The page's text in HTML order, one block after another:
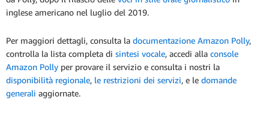
inglese americano nel luglio del 2019.
Per maggiori dettagli, consulta la documentazione Amazon Polly,
controlla la lista completa di sintesi vocale, accedi alla console
Amazon Polly per provare il servizio e consulta i nostri la
disponibilità regionale, le restrizioni dei servizi, e le domande
generali aggiornate.